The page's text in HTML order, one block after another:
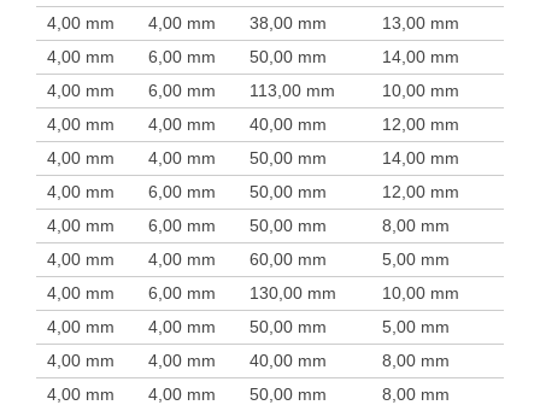
4,00 mm
4,00 mm 38,00 mm 13,00 mm
4,00 mm
6,00 mm 50,00 mm 14,00 mm
4,00 mm
6,00 mm 113,00 mm 10,00 mm
4,00 mm
4,00 mm 40,00 mm 12,00 mm
4,00 mm
4,00 mm 50,00 mm 14,00 mm
4,00 mm
6,00 mm 50,00 mm 12,00 mm
4,00 mm
6,00 mm 50,00 mm 8,00 mm
4,00 mm
4,00 mm 60,00 mm 5,00 mm
4,00 mm
6,00 mm 130,00 mm 10,00 mm
4,00 mm
4,00 mm 50,00 mm 5,00 mm
4,00 mm
4,00 mm 40,00 mm 8,00 mm
4,00 mm
4,00 mm 50,00 mm 8,00 mm